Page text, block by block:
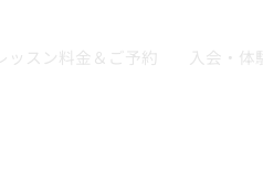
ッスン料金＆ご予約 入会・体